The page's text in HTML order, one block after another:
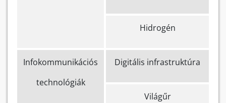
Hidrogén
Infokommunikációs
technológiák
Digitális infrastruktúra
Világűr